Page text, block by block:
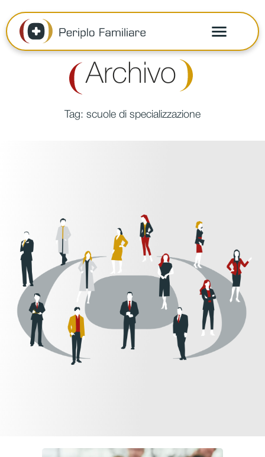
Archivo
Tag: scuole di specializzazione